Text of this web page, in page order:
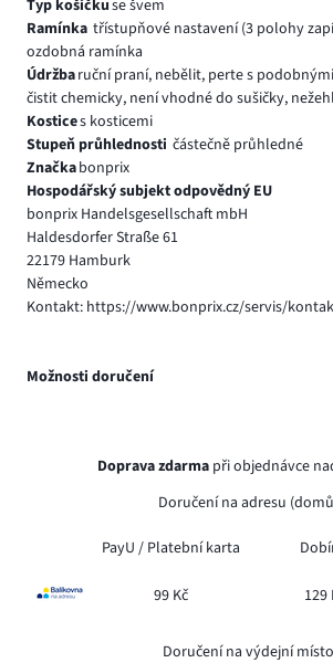
Typ košíčkuse švem
Ramínka třístupňové nastavení (3 polohy
ozdobná ramínka
Údržbaruční praní, nebělit, perte s
čistit chemicky, není vhodné do sušičky,
Kostices kosticemi
Stupeň průhlednosti částečně průhledné
Značkabonprix
Hospodářský subjekt odpovědný EU
bonprix Handelsgesellschaft mbH
Haldesdorfer Straße 61
22179 Hamburk
Německo
Kontakt: https://www.bonprix.cz/servis/
Možnosti doručení
Doprava zdarma při objednávce
Doručení na adresu
PayU / Platební karta
99 Kč 129
Doručení na výdejní místo